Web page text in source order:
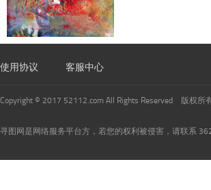
使用协议 客服中心
Copyright © 2017 52112.com All Rights Reserved 版权所
寻图网是网络服务平台方，若您的权利被侵害，请联系